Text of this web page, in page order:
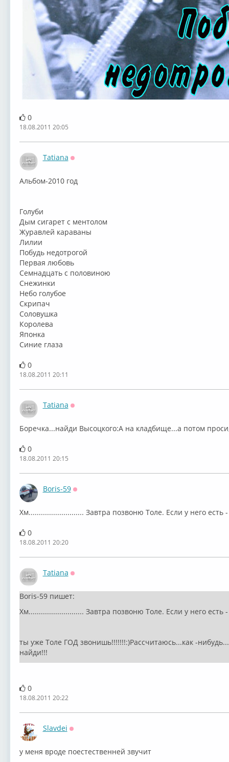
0
18.08.2011 20:05
Tatiana
Альбом-2010 год
Голуби
Дым сигарет с ментолом
Журавлей караваны
Лилии
Побудь недотрогой
Первая любовь
Семнадцать с половиною
Снежинки
Небо голубое
Скрипач
Соловушка
Королева
Японка
Синие глаза
0
18.08.2011 20:11
Tatiana
Боречка...найди Высоцкого:А на кладбище...а потом
0
18.08.2011 20:15
Boris-59
Хм........................... Завтра позвоню Толе. Если у него есть
0
18.08.2011 20:20
Tatiana
Boris-59 пишет:
Хм........................... Завтра позвоню Толе. Если у него есть
ты уже Толе ГОД звонишь!!!!!!!:)Рассчитаюсь...как -
найди!!!
0
18.08.2011 20:22
Slavdei
у меня вроде поестественней звучит